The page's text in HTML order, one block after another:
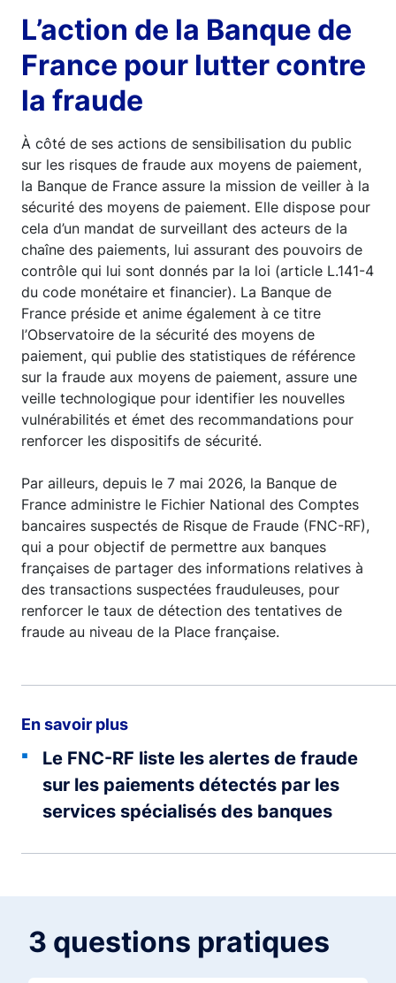
L’action de la Banque de
France pour lutter contre
la fraude
À côté de ses actions de sensibilisation du public
sur les risques de fraude aux moyens de paiement,
la Banque de France assure la mission de veiller à la
sécurité des moyens de paiement. Elle dispose pour
cela d’un mandat de surveillant des acteurs de la
chaîne des paiements, lui assurant des pouvoirs de
contrôle qui lui sont donnés par la loi (article L.141-4
du code monétaire et financier). La Banque de
France préside et anime également à ce titre
l’Observatoire de la sécurité des moyens de
paiement, qui publie des statistiques de référence
sur la fraude aux moyens de paiement, assure une
veille technologique pour identifier les nouvelles
vulnérabilités et émet des recommandations pour
renforcer les dispositifs de sécurité.
Par ailleurs, depuis le 7 mai 2026, la Banque de
France administre le Fichier National des Comptes
bancaires suspectés de Risque de Fraude (FNC-RF),
qui a pour objectif de permettre aux banques
françaises de partager des informations relatives à
des transactions suspectées frauduleuses, pour
renforcer le taux de détection des tentatives de
fraude au niveau de la Place française.
En savoir plus
Le FNC-RF liste les alertes de fraude
sur les paiements détectés par les
services spécialisés des banques
3 questions pratiques